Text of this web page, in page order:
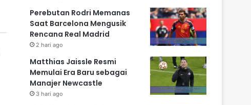
Perebutan Rodri Memanas
Saat Barcelona Mengusik
Rencana Real Madrid
2 hari ago
Matthias Jaissle Resmi
Memulai Era Baru sebagai
Manajer Newcastle
3 hari ago